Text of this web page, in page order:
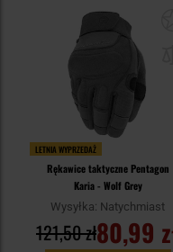
LETNIA WYPRZEDAŻ
Rękawice taktyczne Pentagon
Karia - Wolf Grey
Wysyłka: Natychmiast
80,99
121,50 zł